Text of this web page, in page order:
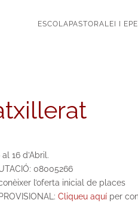
ESCOLA PASTORAL EI I EP
16 d’Abril.
08005266
l’oferta inicial de places
Cliqueu aquí per